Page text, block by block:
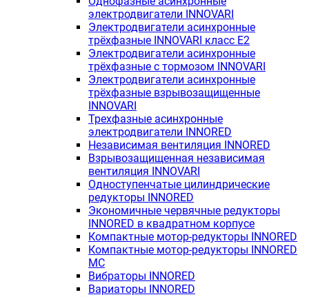
электродвигатели INNOVARI
Электродвигатели асинхронные
трёхфазные INNOVARI класс E2
Электродвигатели асинхронные
трёхфазные с тормозом INNOVARI
Электродвигатели асинхронные
трёхфазные взрывозащищенные
INNOVARI
Трехфазные асинхронные
электродвигатели INNORED
Независимая вентиляция INNORED
Взрывозащищенная независимая
вентиляция INNOVARI
Одноступенчатые цилиндрические
редукторы INNORED
Экономичные червячные редукторы
INNORED в квадратном корпусе
Компактные мотор-редукторы INNORED
Компактные мотор-редукторы INNORED
MC
Вибраторы INNORED
Вариаторы INNORED